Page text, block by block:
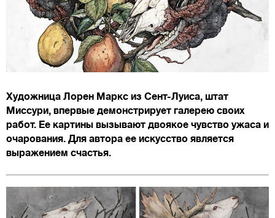
Художница Лорен Маркс из Сент-Луиса, штат
Миссури, впервые демонстрирует галерею своих
работ. Ее картины вызывают двоякое чувство ужаса и
очарования. Для автора ее искусство является
выражением счастья.